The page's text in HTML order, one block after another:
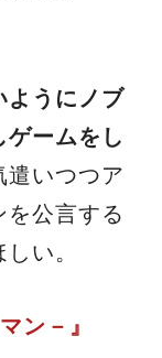
ようにノブ
ゲームをし
遣いつつア
を公言する
い。
ン－』